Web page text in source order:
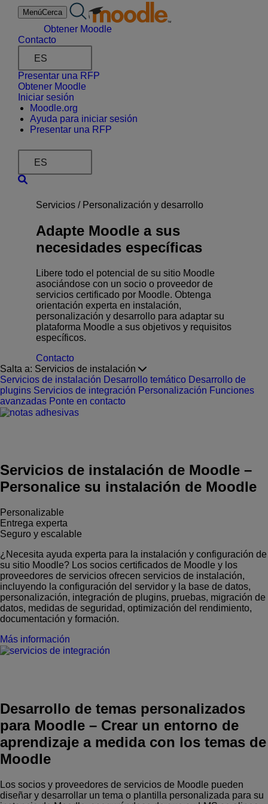
saltar
MenúCerca
Obtener Moodle
Contacto
ES
Presentar una RFP
Obtener Moodle
Iniciar sesión
Moodle.org
Ayuda para iniciar sesión
Presentar una RFP
ES
Servicios / Personalización y desarrollo
Adapte Moodle a sus
necesidades específicas
Libere todo el potencial de su sitio Moodle
asociándose con un socio o proveedor de
servicios certificado por Moodle. Obtenga
orientación experta en instalación,
personalización y desarrollo para adaptar su
plataforma Moodle a sus objetivos y requisitos
específicos.
Contacto
Salta a: Servicios de instalación
Servicios de instalación Desarrollo temático Desarrollo de
plugins Servicios de integración Personalización Funciones
avanzadas Ponte en contacto
Servicios de instalación de Moodle –
Personalice su instalación de Moodle
Personalizable
Entrega experta
Seguro y escalable
¿Necesita ayuda experta para la instalación y configuración de
su sitio Moodle? Los socios certificados de Moodle y los
proveedores de servicios ofrecen servicios de instalación,
incluyendo la configuración del servidor y la base de datos,
personalización, integración de plugins, pruebas, migración de
datos, medidas de seguridad, optimización del rendimiento,
documentación y formación.
Más información
Desarrollo de temas personalizados
para Moodle – Crear un entorno de
aprendizaje a medida con los temas de
Moodle
Los socios y proveedores de servicios de Moodle pueden
diseñar y desarrollar un tema o plantilla personalizada para su